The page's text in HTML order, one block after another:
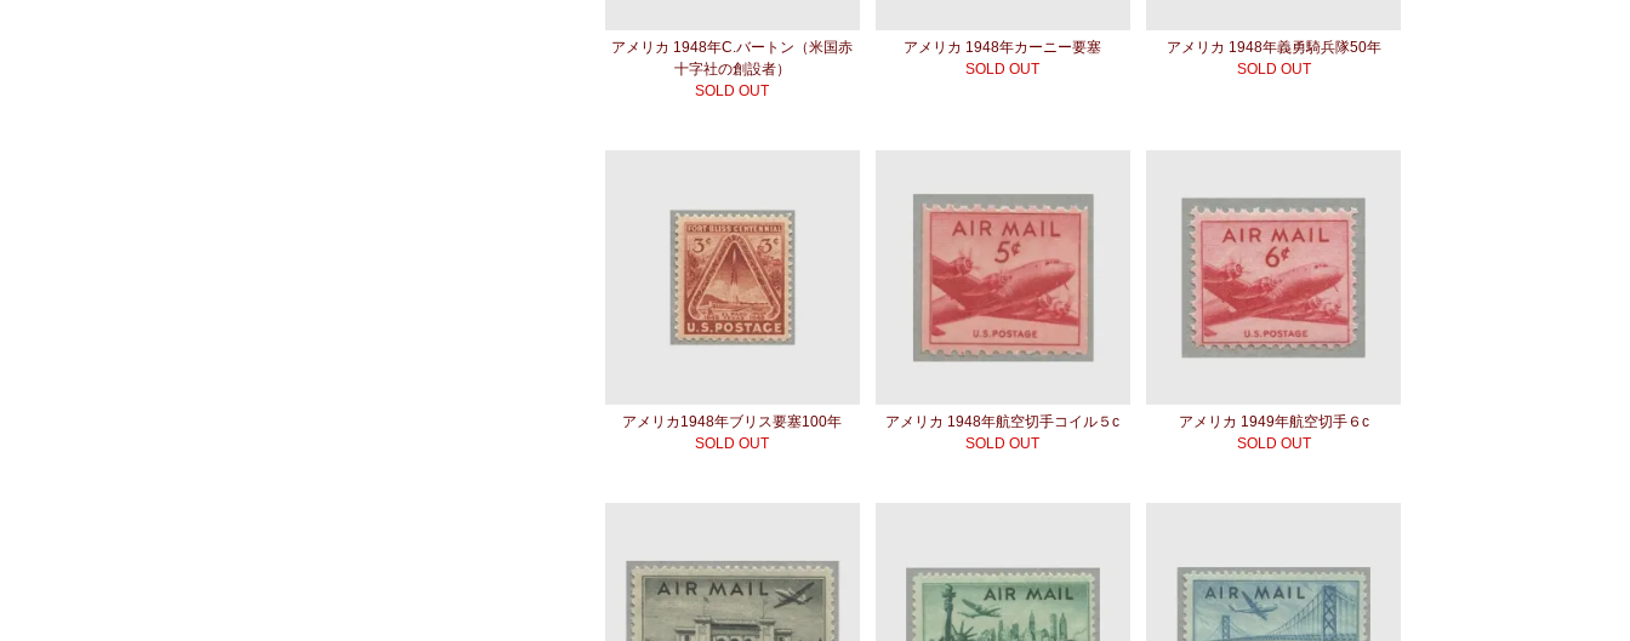
アメリカ 1948年C.バートン（米国赤
十字社の創設者）
SOLD OUT
アメリカ 1948年カーニー要塞
SOLD OUT
アメリカ 1948年義勇騎兵隊50年
SOLD OUT
アメリカ1948年ブリス要塞100年
SOLD OUT
アメリカ 1948年航空切手コイル５c
SOLD OUT
アメリカ 1949年航空切手６c
SOLD OUT